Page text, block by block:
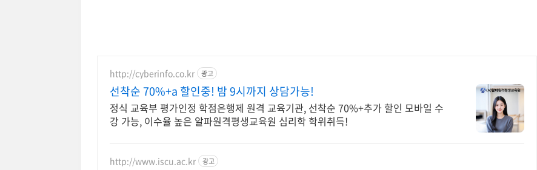
http://cyberinfo.co.kr 광고
선착순 70%+a 할인중! 밤 9시까지 상담가능!
정식 교육부 평가인정 학점은행제 원격 교육기관, 선착순 70%+추가 할인 모바일 수
강 가능, 이수율 높은 알파원격평생교육원 심리학 학위취득!
http://www.iscu.ac.kr 광고